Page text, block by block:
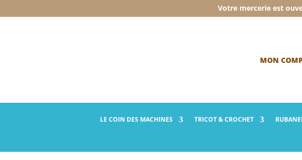
Votre mercerie est
MON
LE COIN DES MACHINES TRICOT& CROCHET